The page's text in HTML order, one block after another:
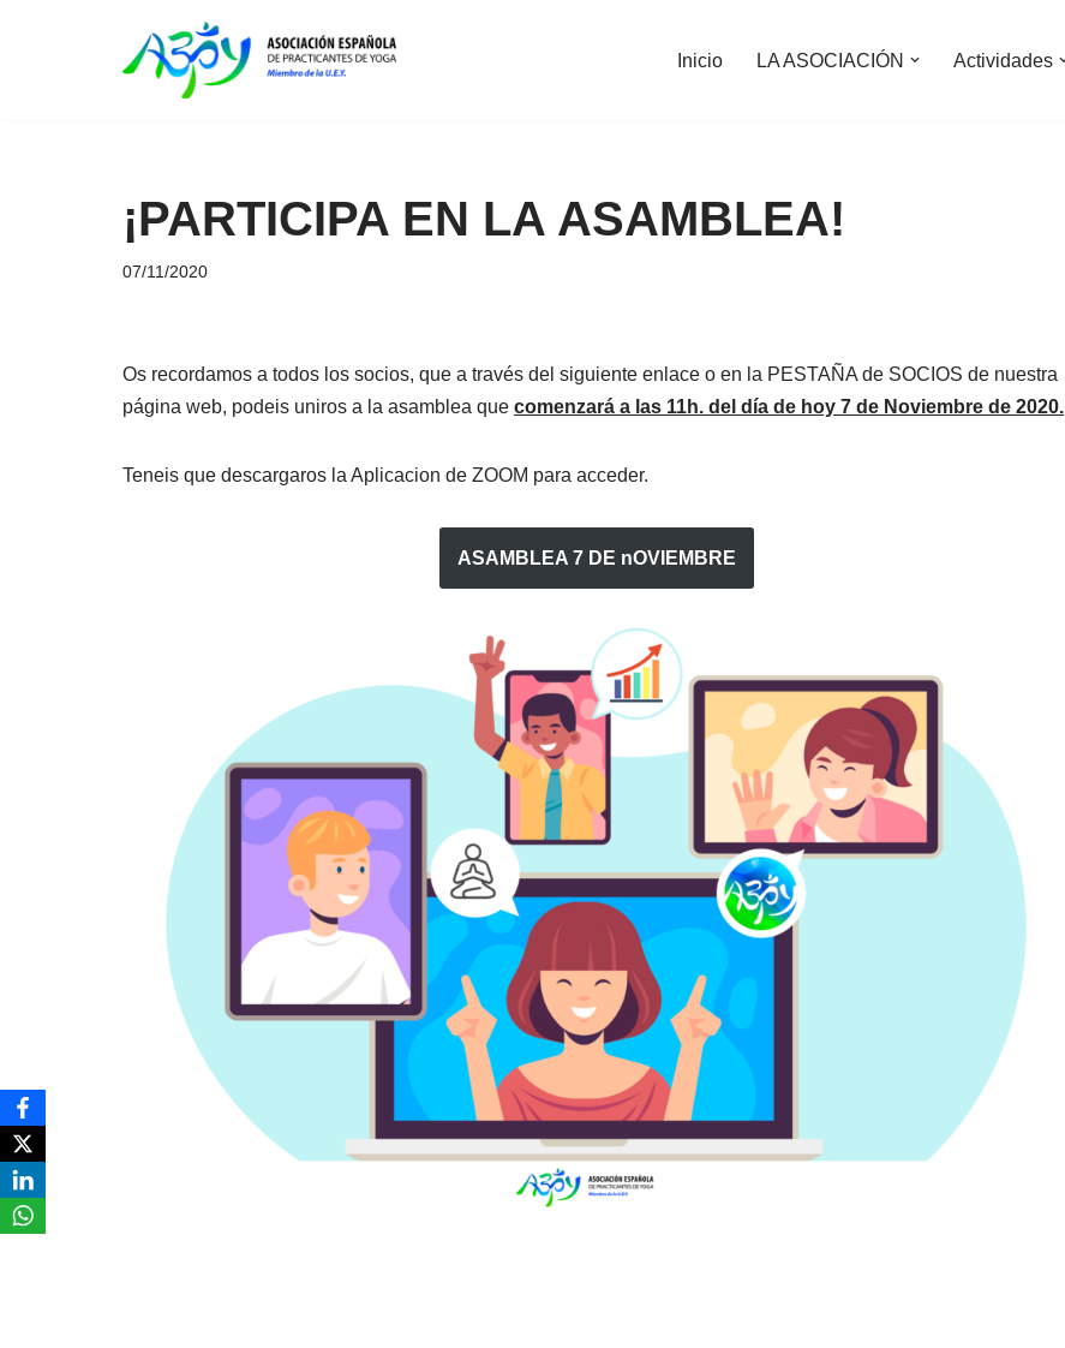
Inicio LA ASOCIACIÓN Actividades
¡PARTICIPA EN LA ASAMBLEA!
07/11/2020
Os recordamos a todos los socios, que a través del siguiente enlace o en la PESTAÑA de SOCIOS de nuestra
página web, podeis uniros a la asamblea que comenzará a las 11h. del día de hoy 7 de Noviembre de 2020.
Teneis que descargaros la Aplicacion de ZOOM para acceder.
ASAMBLEA 7 DE nOVIEMBRE